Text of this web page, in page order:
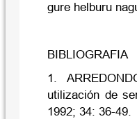
gure helburu
BIBLIOGRAFIA
1.
utilización de
1992; 34: 36-49.